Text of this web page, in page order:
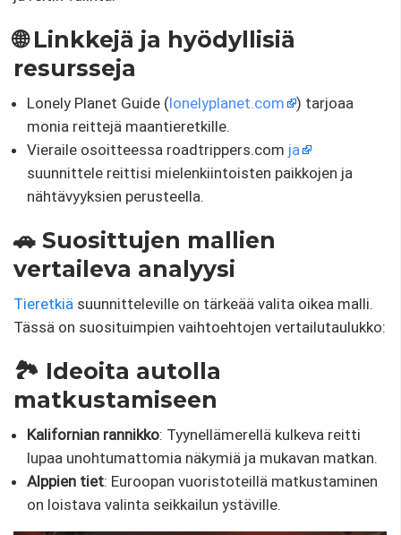
🌐 Linkkejä ja hyödyllisiä
resursseja
Lonely Planet Guide (lonelyplanet.com
) tarjoaa
monia reittejä maantieretkille.
Vieraile osoitteessa roadtrippers.com ja
suunnittele reittisi mielenkiintoisten paikkojen ja
nähtävyyksien perusteella.
🚗 Suosittujen mallien
vertaileva analyysi
Tieretkiä suunnitteleville on tärkeää valita oikea malli.
Tässä on suosituimpien vaihtoehtojen vertailutaulukko:
🏞️ Ideoita autolla
matkustamiseen
Kalifornian rannikko: Tyynellämerellä kulkeva reitti
lupaa unohtumattomia näkymiä ja mukavan matkan.
Alppien tiet: Euroopan vuoristoteillä matkustaminen
on loistava valinta seikkailun ystäville.